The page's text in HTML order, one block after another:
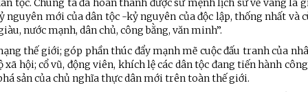
tộc. Chúng ta đã hoàn thành được sứ mệnh lịch sử vẻ vang là
mới của dân tộc -kỷ nguyên của độc lập, thống nhất và
nước mạnh, dân chủ, công bằng, văn minh”.
thế giới; góp phần thúc đẩy mạnh mẽ cuộc đấu tranh của
hội; cổ vũ, động viên, khích lệ các dân tộc đang tiến hành
sản của chủ nghĩa thực dân mới trên toàn thế giới.